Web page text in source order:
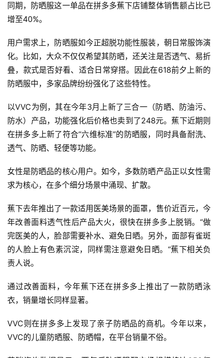
同期，防晒服这一单品在拼多多蕉下店铺整体销售额占比已
增至40%。
用户需求上，防晒服如今正超脱功能性服装，朝日常服饰演
化。比如，大众不仅仅希望其防晒，还关注是否透气、易折
叠，款式是否好看、适合日常穿搭。因此在618前夕上新的
防晒服中，多家品牌纷纷强化了这些特性。
以VVC为例，其在今年3月上新了三合一（防晒、防油污、
防水）产品，功能强化后价格也卖到了248元。蕉下近期则
在拼多多上新了符合“六维标准”的防晒服，同时具备耐洗、
透气、防晒、轻便等功能。
女性是防晒品的核心用户。如今，多数防晒产品正以女性需
求为核心，在多个细分场景中涌现、扩散。
蕉下去年推出了一款适用医美场景的面罩，售价近百元，今
年改善面料透气性后产品大火，很快在拼多多上脱销。“做
完医美的人，脸部需要补水、避免日晒。另外，面部有雀斑
的人脸上有色素沉淀，同样需注意避免日晒。“蕉下相关负
责人说。
通过改善面料，今年蕉下还在拼多多上推出了一款防晒泳
衣，销量增长同样显著。
VVC则在拼多多上发现了亲子防晒品的商机。今年以来，
VVC的儿童防晒服、防晒帽，在平台销量不俗。